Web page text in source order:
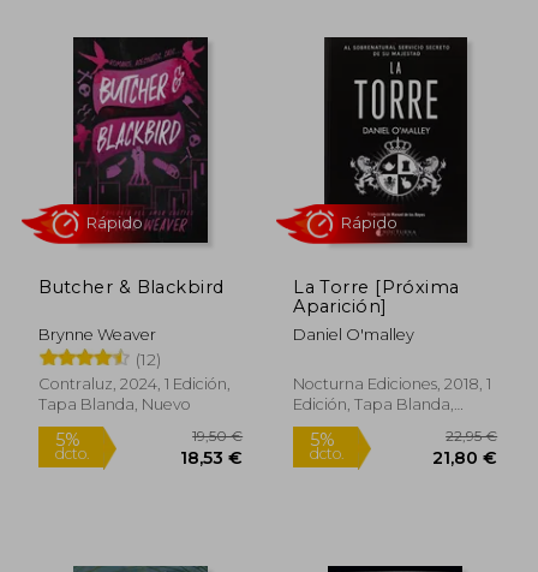
5%
dcto. 18,05 €
Rápido
Butcher & Blackbird
Brynne Weaver
(12)
Contraluz, 2024, 1 Edición,
Tapa Blanda, Nuevo
La Torre [Próxima
Aparición]
Daniel O'malley
Nocturna Ediciones, 2018, 1
Edición, Tapa Blanda,
Nuevo